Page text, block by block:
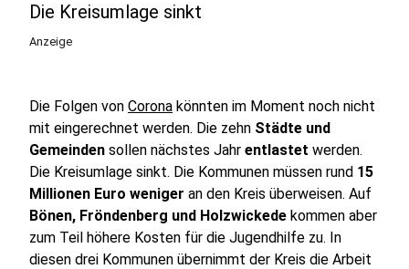
Die Kreisumlage sinkt
Anzeige
Die Folgen von Corona könnten im Moment noch nicht
mit eingerechnet werden. Die zehn Städte und
Gemeinden sollen nächstes Jahr entlastet werden.
Die Kreisumlage sinkt. Die Kommunen müssen rund 15
Millionen Euro weniger an den Kreis überweisen. Auf
Bönen, Fröndenberg und Holzwickede kommen aber
zum Teil höhere Kosten für die Jugendhilfe zu. In
diesen drei Kommunen übernimmt der Kreis die Arbeit